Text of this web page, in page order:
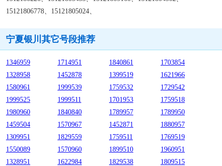
15121806778、15121805024、
宁夏银川其它号段推荐
1346959 1714951 1840861
1703854
1328958
1452878 1399519
1621966
1580961
1999539 1759532
1729542
1999525
1999511 1701953
1759518
1980960
1840840 1789957
1789950
1459504
1570967 1452871
1880957
1309951
1829559 1759511
1769519
1550089
1570960 1899510
1960951
1328951
1622984 1829538 1809515